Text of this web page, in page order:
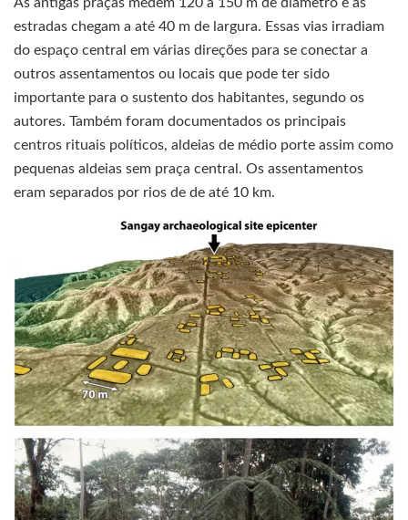
estradas chegam a até 40 m de largura. Essas vias irradiam
do espaço central em várias direções para se conectar a
outros assentamentos ou locais que pode ter sido
importante para o sustento dos habitantes, segundo os
autores. Também foram documentados os principais
centros rituais políticos, aldeias de médio porte assim como
pequenas aldeias sem praça central. Os assentamentos
eram separados por rios de de até 10 km.